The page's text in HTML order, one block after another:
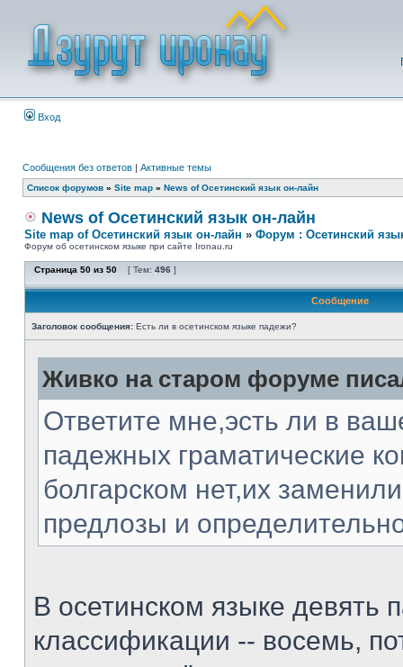
Вход
Сообщения без ответов | Активные темы
Список форумов » Site map » News of Осетинский язык он-лайн
News of Осетинский язык он-лайн
Site map of Осетинский язык он-лайн » Форум : Осетинский
Форум об осетинском языке при сайте Ironau.ru
Страница 50 из 50 [ Тем: 496 ]
Сообщение
Заголовок сообщения: Есть ли в осетинском языке падежи?
Живко на старом форуме
Ответите мне,эсть ли в
падежных граматические
болгарском нет,их
предлозы и
В осетинском языке девять
классификации -- восемь,